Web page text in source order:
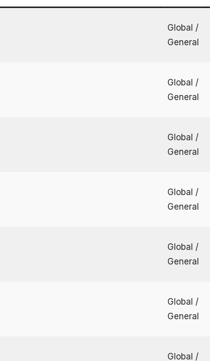
Global /
General
Global /
General
Global /
General
Global /
General
Global /
General
Global /
General
Global /